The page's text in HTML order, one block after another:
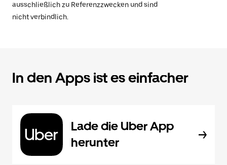
ausschließlich zu Referenzzwecken und sind
nicht verbindlich.
In den Apps ist es einfacher
Lade die Uber App
herunter